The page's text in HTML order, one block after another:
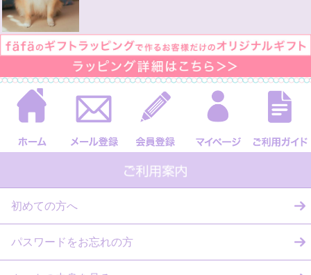
初めての方へ
パスワードをお忘れの方